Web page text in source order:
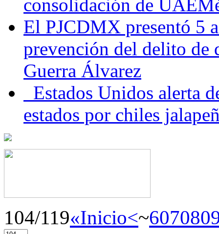
consolidación de
El PJCDMX presentó 5
prevención del delito de
Guerra Álvarez
Estados Unidos alerta
estados por chiles
104/119«Inicio<~607080